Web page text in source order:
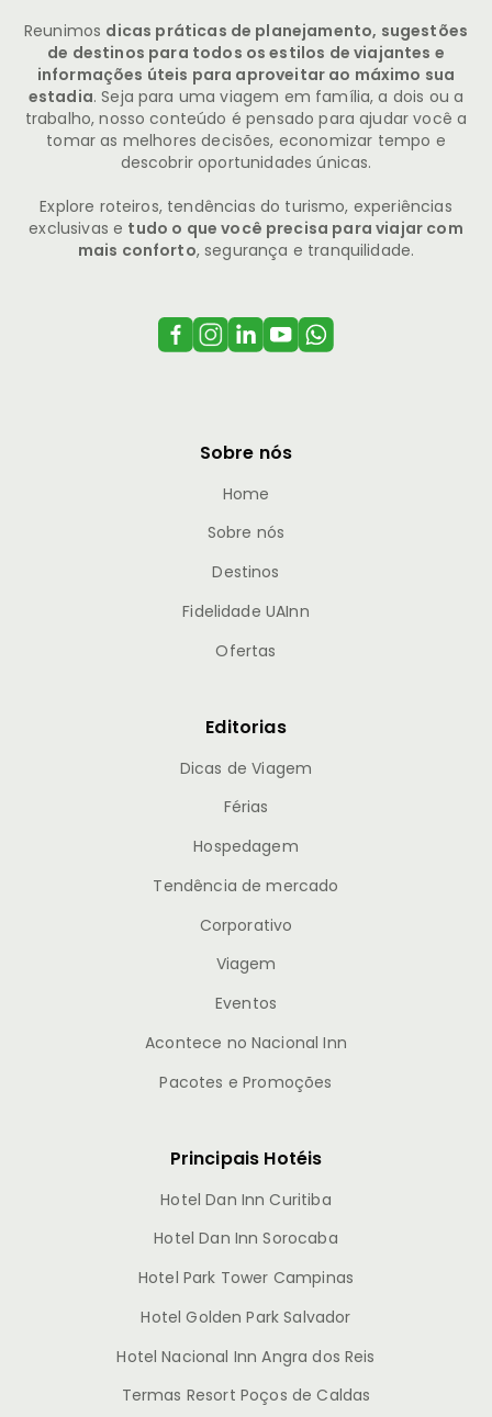
Reunimos dicas práticas de planejamento, sugestões
de destinos para todos os estilos de viajantes e
informações úteis para aproveitar ao máximo sua
estadia. Seja para uma viagem em família, a dois ou a
trabalho, nosso conteúdo é pensado para ajudar você a
tomar as melhores decisões, economizar tempo e
descobrir oportunidades únicas.
Explore roteiros, tendências do turismo, experiências
exclusivas e tudo o que você precisa para viajar com
mais conforto, segurança e tranquilidade.
Sobre nós
Home
Sobre nós
Destinos
Fidelidade UAInn
Ofertas
Editorias
Dicas de Viagem
Férias
Hospedagem
Tendência de mercado
Corporativo
Viagem
Eventos
Acontece no Nacional Inn
Pacotes e Promoções
Principais Hotéis
Hotel Dan Inn Curitiba
Hotel Dan Inn Sorocaba
Hotel Park Tower Campinas
Hotel Golden Park Salvador
Hotel Nacional Inn Angra dos Reis
Termas Resort Poços de Caldas